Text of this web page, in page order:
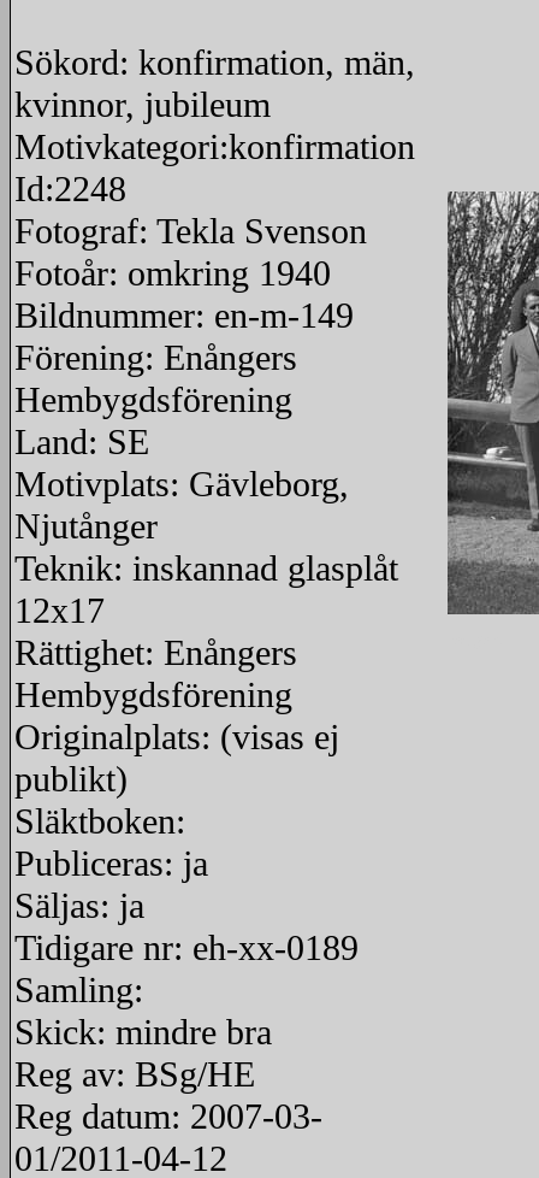
Sökord: konfirmation, män,
kvinnor, jubileum
Motivkategori:konfirmation
Id:2248
Fotograf: Tekla Svenson
Fotoår: omkring 1940
Bildnummer: en-m-149
Förening: Enångers
Hembygdsförening
Land: SE
Motivplats: Gävleborg,
Njutånger
Teknik: inskannad glasplåt
12x17
Rättighet: Enångers
Hembygdsförening
Originalplats: (visas ej
publikt)
Släktboken:
Publiceras: ja
Säljas: ja
Tidigare nr: eh-xx-0189
Samling:
Skick: mindre bra
Reg av: BSg/HE
Reg datum: 2007-03-
01/2011-04-12